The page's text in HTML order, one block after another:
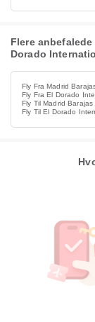
Flere
Dorado
Fly Fra Madrid
Fly Fra El Dorado
Fly Til Madrid Barajas
Fly Til El Dorado